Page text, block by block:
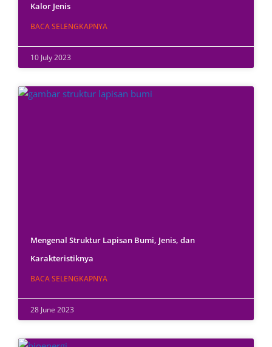
Kalor Jenis
BACA SELENGKAPNYA
10 July 2023
Mengenal Struktur Lapisan Bumi, Jenis, dan
Karakteristiknya
BACA SELENGKAPNYA
28 June 2023